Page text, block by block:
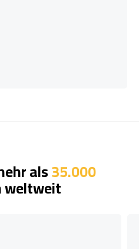
als35.000
weltweit